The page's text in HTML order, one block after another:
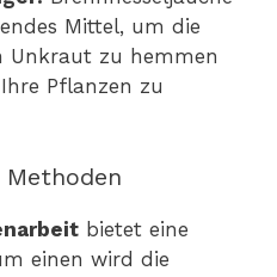
Mittel, um die
Unkraut zu hemmen
Pflanzen zu
bietet eine
einen wird die